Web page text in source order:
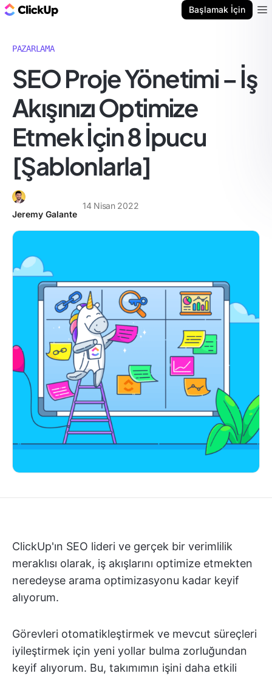
Başlamak İçin
PAZARLAMA
SEO Proje Yönetimi – İş
Akışınızı Optimize
Etmek İçin 8 İpucu
[Şablonlarla]
Jeremy Galante
14 Nisan 2022
ClickUp'ın SEO lideri ve gerçek bir verimlilik
meraklısı olarak, iş akışlarını optimize etmekten
neredeyse arama optimizasyonu kadar keyif
alıyorum.
Görevleri otomatikleştirmek ve mevcut süreçleri
iyileştirmek için yeni yollar bulma zorluğundan
keyif alıyorum. Bu, takımımın işini daha etkili